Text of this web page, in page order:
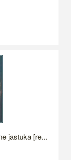
jastuka [re...